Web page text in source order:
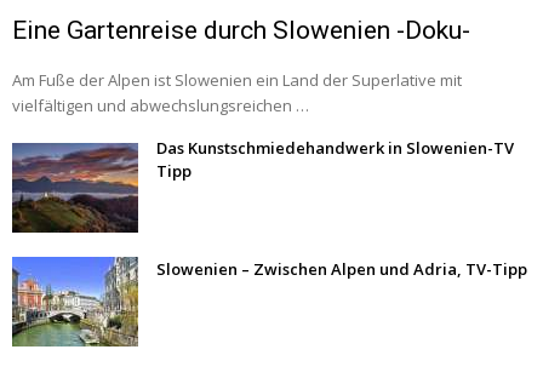
Eine Gartenreise durch Slowenien -Doku-
Am Fuße der Alpen ist Slowenien ein Land der Superlative mit
vielfältigen und abwechslungsreichen …
Das Kunstschmiedehandwerk in Slowenien-TV
Tipp
Slowenien – Zwischen Alpen und Adria, TV-Tipp